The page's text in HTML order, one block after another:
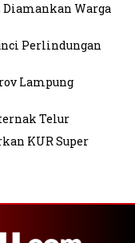
Diamankan Warga
Perlindungan
Lampung
Telur
KUR Super